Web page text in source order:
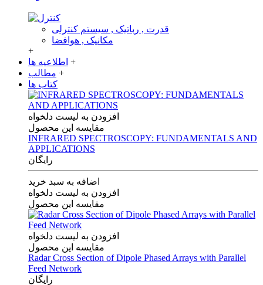
قدرت , رباتیک , سیستم کنترلی
مکانیک , هوافضا
+
اطلاعیه ها +
مطالب +
کتاب ها
افزودن به لیست دلخواه
مقایسه این محصول
INFRARED SPECTROSCOPY: FUNDAMENTALS AND
APPLICATIONS
رایگان
اضافه به سبد خرید
افزودن به لیست دلخواه
مقایسه این محصول
افزودن به لیست دلخواه
مقایسه این محصول
Radar Cross Section of Dipole Phased Arrays with Parallel
Feed Network
رایگان